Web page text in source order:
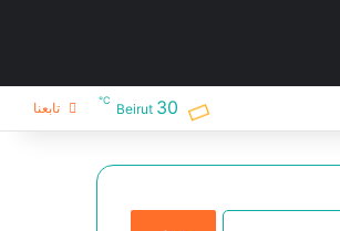
Beirut 30
℃ تابعنا
ا